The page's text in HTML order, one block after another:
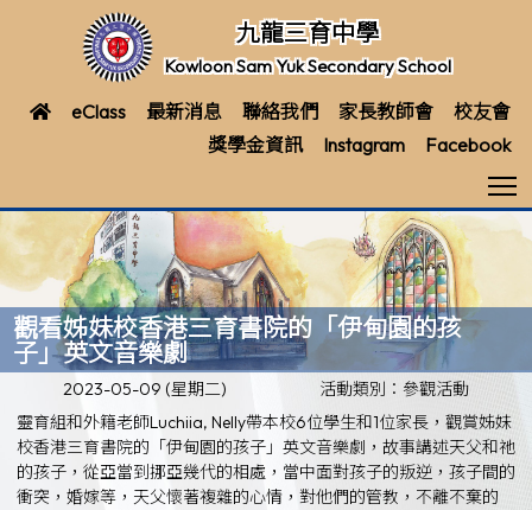
九龍三育中學
Kowloon Sam Yuk Secondary School
eClass 最新消息 聯絡我們 家長教師會
校友會
獎學金資訊
Instagram Facebook
觀看姊妹校香港三育書院的「伊甸園的孩
子」英文音樂劇
2023-05-09 (星期二)
活動類別：參觀活動
靈育組和外籍老師Luchiia, Nelly帶本校6位學生和1位家長，觀賞姊妹
校香港三育書院的「伊甸園的孩子」英文音樂劇，故事講述天父和祂
的孩子，從亞當到挪亞幾代的相處，當中面對孩子的叛逆，孩子間的
衝突，婚嫁等，天父懷著複雜的心情，對他們的管教，不離不棄的